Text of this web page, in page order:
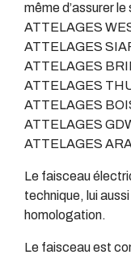
même d’assurer
ATTELAGES
ATTELAGES
ATTELAGES
ATTELAGES
ATTELAGES
ATTELAGES
ATTELAGES
Le faisceau
technique, lui
homologation.
Le faisceau est